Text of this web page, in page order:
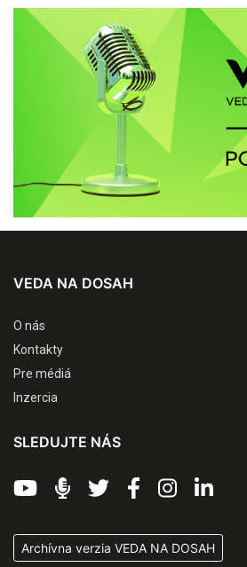
VEDA NA DOSAH
O nás
Kontakty
Pre médiá
Inzercia
SLEDUJTE NÁS
Archívna verzia VEDA NA DOSAH